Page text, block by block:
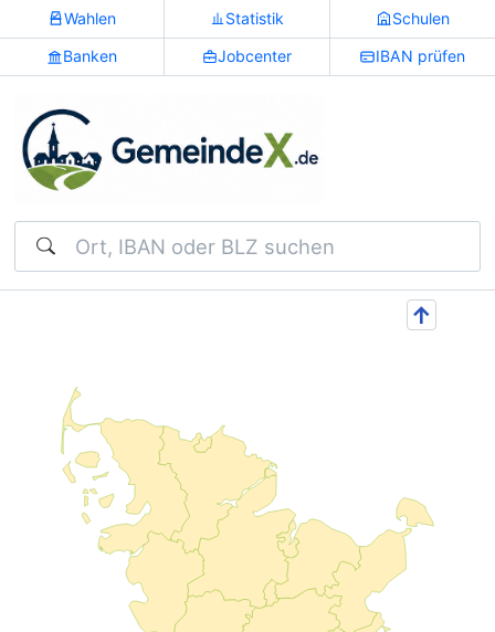
Wahlen Statistik Schulen
Banken Jobcenter IBAN prüfen
Suchen
↑